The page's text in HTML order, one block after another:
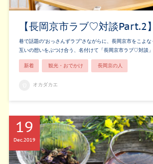
【長岡京市ラブ♡対談Part.2
巷で話題の“おっさんずラブ”さながらに、長岡京市をこよ
互いの想いをぶつけ合う、名付けて「長岡京市ラブ♡対談
新着 観光・おでかけ 長岡京の人
オカダカエ
19
Dec 2019